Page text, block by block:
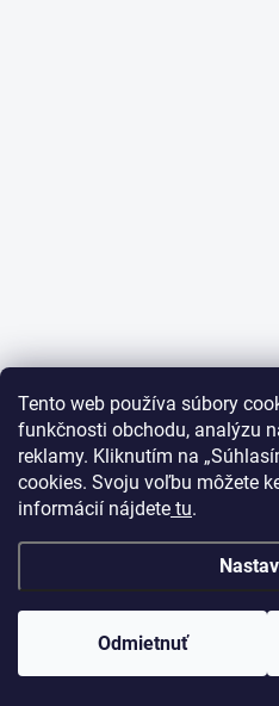
Tento web používa súbory
funkčnosti obchodu, analýzu
reklamy. Kliknutím na
cookies. Svoju voľbu môžete
informácií nájdete tu.
Odmietnuť